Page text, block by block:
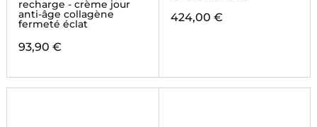
recharge - crème jour
anti-âge collagène
fermeté éclat
93,90 €
424,00 €